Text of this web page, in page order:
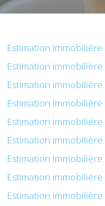
Estimation
Estimation
Estimation
Estimation
Estimation immobilière
Estimation
Estimation
Estimation
Estimation